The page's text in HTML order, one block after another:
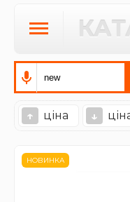
↑ ціна ↓
НОВИНКА